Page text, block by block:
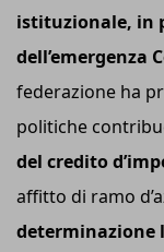
istituzionale, in
dell’emergenza
federazione ha
politiche
del credito
affitto di ramo
determinazione